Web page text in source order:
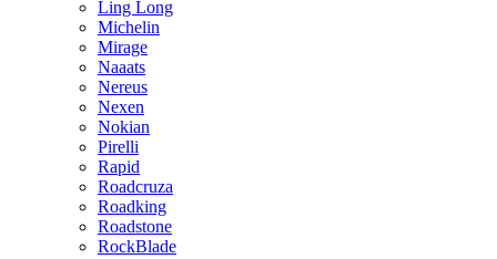
Ling Long
Michelin
Mirage
Naaats
Nereus
Nexen
Nokian
Pirelli
Rapid
Roadcruza
Roadking
Roadstone
RockBlade